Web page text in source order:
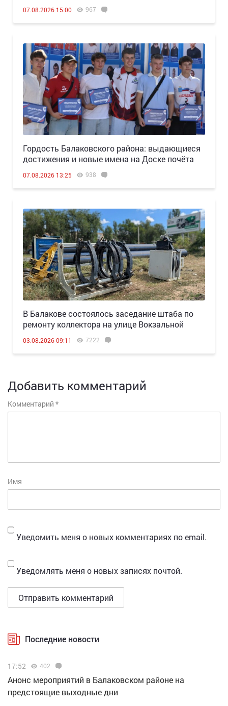
07.08.2026 15:00 967
Гордость Балаковского района: выдающиеся
достижения и новые имена на Доске почёта
07.08.2026 13:25 938
В Балакове состоялось заседание штаба по
ремонту коллектора на улице Вокзальной
03.08.2026 09:11 7222
Добавить комментарий
Комментарий *
Имя
Уведомить меня о новых комментариях по email.
Уведомлять меня о новых записях почтой.
Последние новости
17:52 402
Анонс мероприятий в Балаковском районе на
предстоящие выходные дни